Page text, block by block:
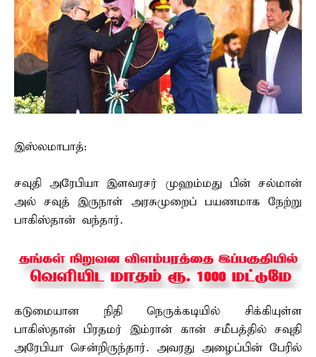
இஸ்லமாபாத்:
சவுதி அரேபியா இளவரசர் முஹம்மது பின் சல்மான்
அல் சவுத் இருநாள் அரசுமுறைப் பயணமாக நேற்று
பாகிஸ்தான் வந்தார்.
கடுமையான நிதி நெருக்கடியில் சிக்கியுள்ள
பாகிஸ்தான் பிரதமர் இம்ரான் கான் சமீபத்தில் சவுதி
அரேபியா சென்றிருந்தார். அவரது அழைப்பின் பேரில்